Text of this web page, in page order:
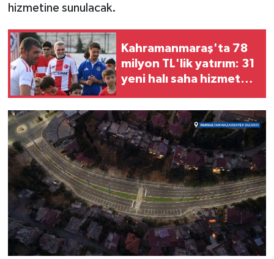
hizmetine sunulacak.
Kahramanmaraş'ta 78
milyon TL'lik yatırım: 31
yeni halı saha hizmete